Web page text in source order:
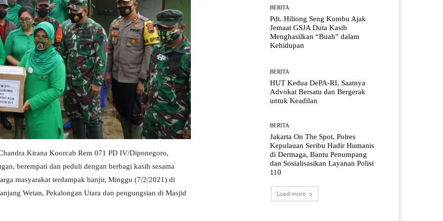
Kirana Koorcab Rem 071 PD IV/Diponegoro,
berempati dan peduli dengan berbagi kasih sesama
masyarakat terdampak banjir, Minggu (7/2/2021) di
Wetan, Pekalongan Utara dan pengungsian di Masjid
BERITA
Pdt. Hiliong Seng Kombu Ajak
Jemaat GSJA Duta Kasih
Menghasilkan “Buah” dalam
Kehidupan
BERITA
HUT Kedua DePA-RI, Saatnya
Advokat Bersatu dan Bergerak
untuk Keadilan
BERITA
Jakarta On The Spot, Polres
Kepulauan Seribu Hadir Humanis
di Dermaga, Bantu Penumpang
dan Sosialisasikan Layanan Polisi
110
Load more